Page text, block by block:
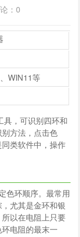
：0
WIN11等
具，可识别四环和
方法，点击色
类软件中，操作
色环顺序。最常用
尤其是金环和银
以在电阻上只要
电阻的最末一